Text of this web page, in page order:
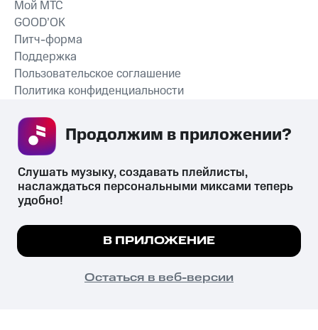
СКАЧАТЬ ПРИЛОЖЕНИЕ
Мой МТС
GOOD’OK
Питч-форма
Поддержка
Пользовательское соглашение
Политика конфиденциальности
психотропных веществ, их аналогов причиняет вред здоровью,
их незаконный оборот запрещён и влечёт установленную
законодательством ответственность.
© 2026 ООО «КИОН».
Все права защищены
Мы используем куки, чтобы на сайте все
Подробнее
ПОНЯТНО
Слушать музыку, создавать плейлисты,
наслаждаться персональными миксами теперь
удобно!
В ПРИЛОЖЕНИЕ
Остаться в веб-версии